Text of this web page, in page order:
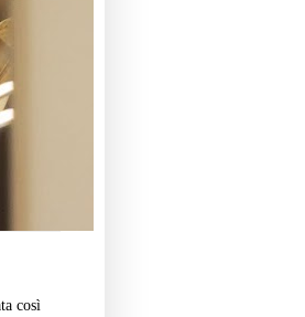
così